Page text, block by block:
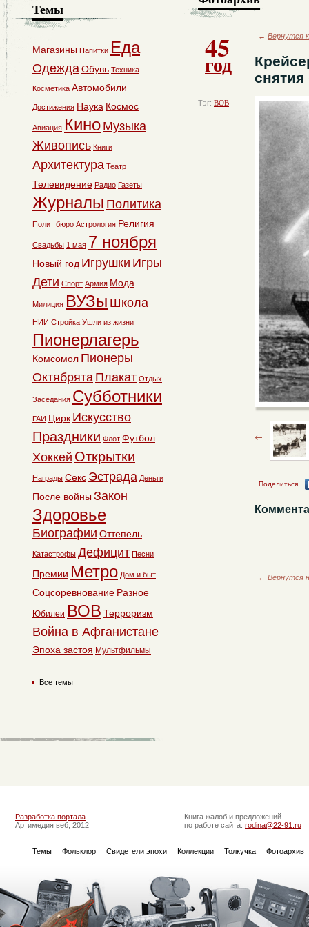
45
год
Тэг: ВОВ
← Вернутся
Поделиться
← Вернутся
Темы
Магазины Напитки Еда
ОдеждаОбувь Техника
Косметика Автомобили
Достижения Наука Космос
Авиация Кино Музыка
Живопись Книги
Архитектура Театр
Телевидение Радио Газеты
Журналы Политика
Полит бюро Астрология Религия
Свадьбы 1 мая 7 ноября
Новый год Игрушки Игры
Дети Спорт Армия Мода
Милиция ВУЗы Школа
НИИ Стройка Ушли из жизни
Пионерлагерь
Комсомол Пионеры
Октябрята Плакат Отдых
Заседания Субботники
ГАИ Цирк Искусство
Праздники Флот Футбол
Хоккей Открытки
Награды Секс Эстрада Деньги
После войны Закон
Здоровье
Биографии Оттепель
Катастрофы Дефицит Песни
Премии Метро Дом и быт
Соцсоревнование Разное
Юбилеи ВОВ Терроризм
Война в Афганистане
Эпоха застоя Мультфильмы
Все темы
Разработка портала
Артимедия веб, 2012
Книга жалоб и предложений
по работе сайта: rodina@22-91.ru
Темы Фольклор Свидетели эпохи Коллекции Толкучка Фотоархив